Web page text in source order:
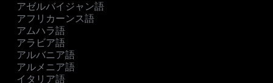
アゼルバイジャン語
アフリカーンス語
アムハラ語
アラビア語
アルバニア語
アルメニア語
イタリア語